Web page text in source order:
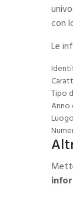
con
Le
Tipo
Anno